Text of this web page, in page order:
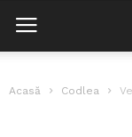
Acasă Codlea